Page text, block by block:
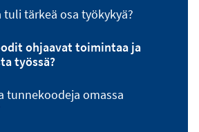
tärkeä osa työkykyä?
ohjaavat toimintaa ja
työssä?
tunnekoodeja omassa